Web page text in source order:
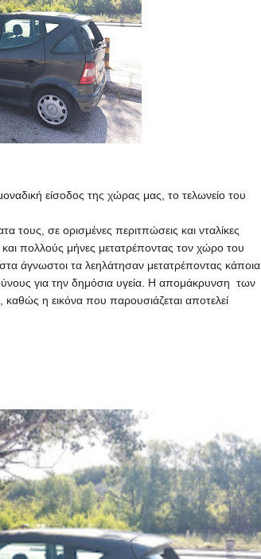
είσοδος της χώρας μας, το τελωνείο του
τους, σε ορισμένες περιτπώσεις και νταλίκες
πολλούς μήνες μετατρέποντας τον χώρο του
άγνωστοι τα λεηλάτησαν μετατρέποντας κάποια
για την δημόσια υγεία. Η απομάκρυνση των
καθώς η εικόνα που παρουσιάζεται αποτελεί